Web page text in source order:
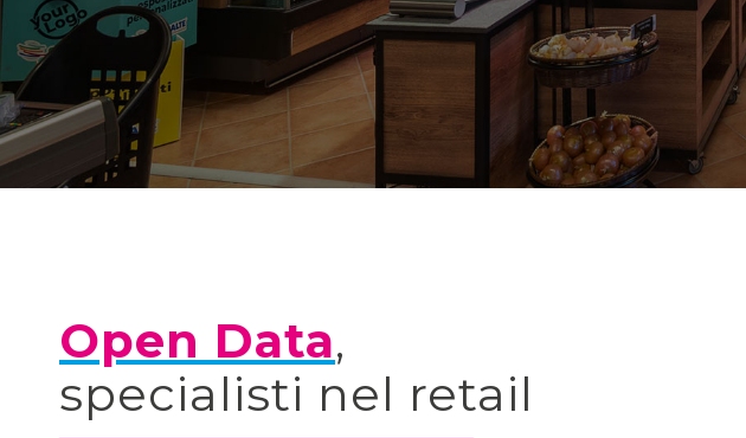
Open Data,
specialisti nel retail